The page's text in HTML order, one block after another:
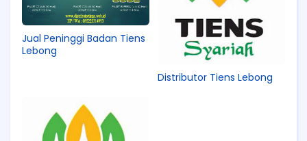
Jual Peninggi Badan Tiens
Lebong
Distributor Tiens Lebong